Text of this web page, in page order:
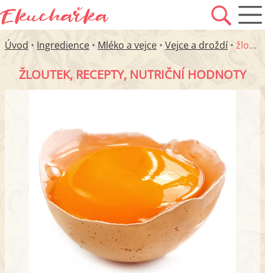
Úvod • Ingredience • Mléko a vejce • Vejce a droždí• žloutek
ŽLOUTEK, RECEPTY, NUTRIČNÍ HODNOTY